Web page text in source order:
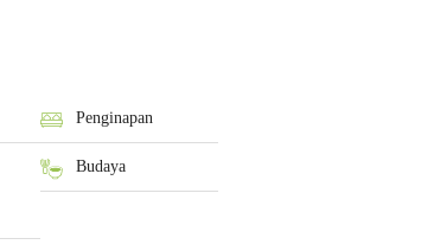
Penginapan
Budaya